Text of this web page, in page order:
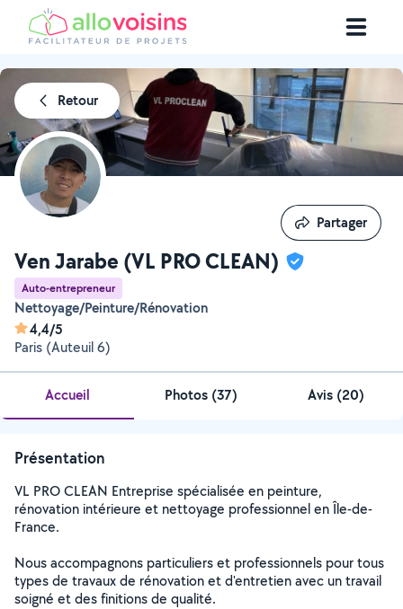
Retour
Ven Jarabe (VL PRO CLEAN)
Auto-entrepreneur
Nettoyage/Peinture/Rénovation
4,4/5
Paris (Auteuil 6)
Partager
Partager
Accueil Photos (37) Avis (20)
Présentation
VL PRO CLEAN Entreprise spécialisée en peinture,
rénovation intérieure et nettoyage professionnel en Île-de-
France.
Nous accompagnons particuliers et professionnels pour tous
types de travaux de rénovation et d'entretien avec un travail
soigné et des finitions de qualité.